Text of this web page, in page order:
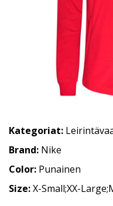
Kategoriat:
Brand: Nike
Color: Punainen
Size:X-Small;XX-